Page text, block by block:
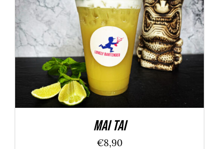
IN DEN WARENKORB / DETAILS
Mai Tai
€8,90